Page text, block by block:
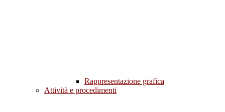
Rappresentazione grafica
Attività e procedimenti